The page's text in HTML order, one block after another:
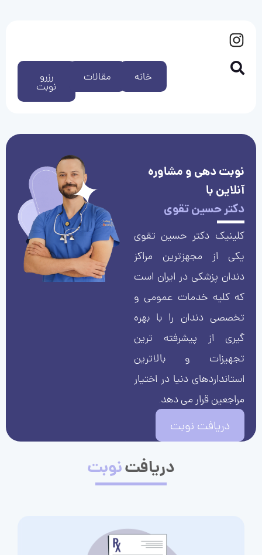
رزرو
نوبت
مقالات خانه
نوبت دهی و مشاوره
آنلاین با
دکتر حسین تقوی
کلینیک دکتر حسین تقوی
یکی از مجهزترین مراکز
دندان پزشکی در ایران است
که کلیه خدمات عمومی و
تخصصی دندان را با بهره
گیری از پیشرفته ترین
تجهیزات و بالاترین
استانداردهای دنیا در اختیار
مراجعین قرار می دهد.
دریافت نوبت
دریافتنوبت